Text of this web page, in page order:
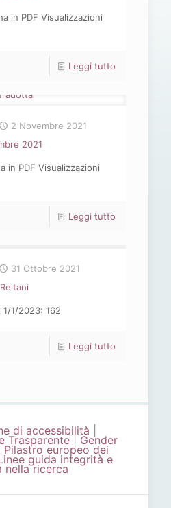
in PDF Visualizzazioni
Leggi tutto-
2 Novembre 2021
2021
in PDF Visualizzazioni
Leggi tutto-
31 Ottobre 2021
1/1/2023: 162
Leggi tutto-
di
di accessibilità
Trasparente| Gender
Pilastro europeo dei
guida integrità e
nella ricerca